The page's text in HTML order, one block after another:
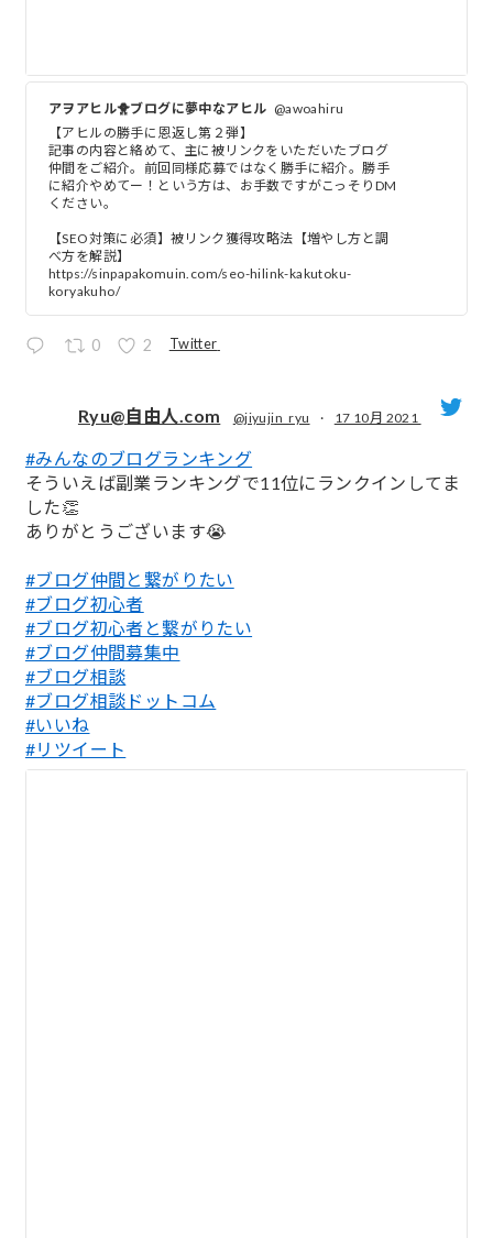
アヲアヒル🐥ブログに夢中なアヒル @awoahiru
【アヒルの勝手に恩返し第２弾】
記事の内容と絡めて、主に被リンクをいただいたブログ
仲間をご紹介。前回同様応募ではなく勝手に紹介。勝手
に紹介やめてー！という方は、お手数ですがこっそりDM
ください。
【SEO対策に必須】被リンク獲得攻略法【増やし方と調
べ方を解説】
https://sinpapakomuin.com/seo-hilink-kakutoku-
koryakuho/
0 2 Twitter
;
Ryu@自由人.com @jiyujin_ryu · 17 10月 2021
#みんなのブログランキング
そういえば副業ランキングで11位にランクインしてま
した👏
ありがとうございます😭
#ブログ仲間と繋がりたい
#ブログ初心者
#ブログ初心者と繋がりたい
#ブログ仲間募集中
#ブログ相談
#ブログ相談ドットコム
#いいね
#リツイート